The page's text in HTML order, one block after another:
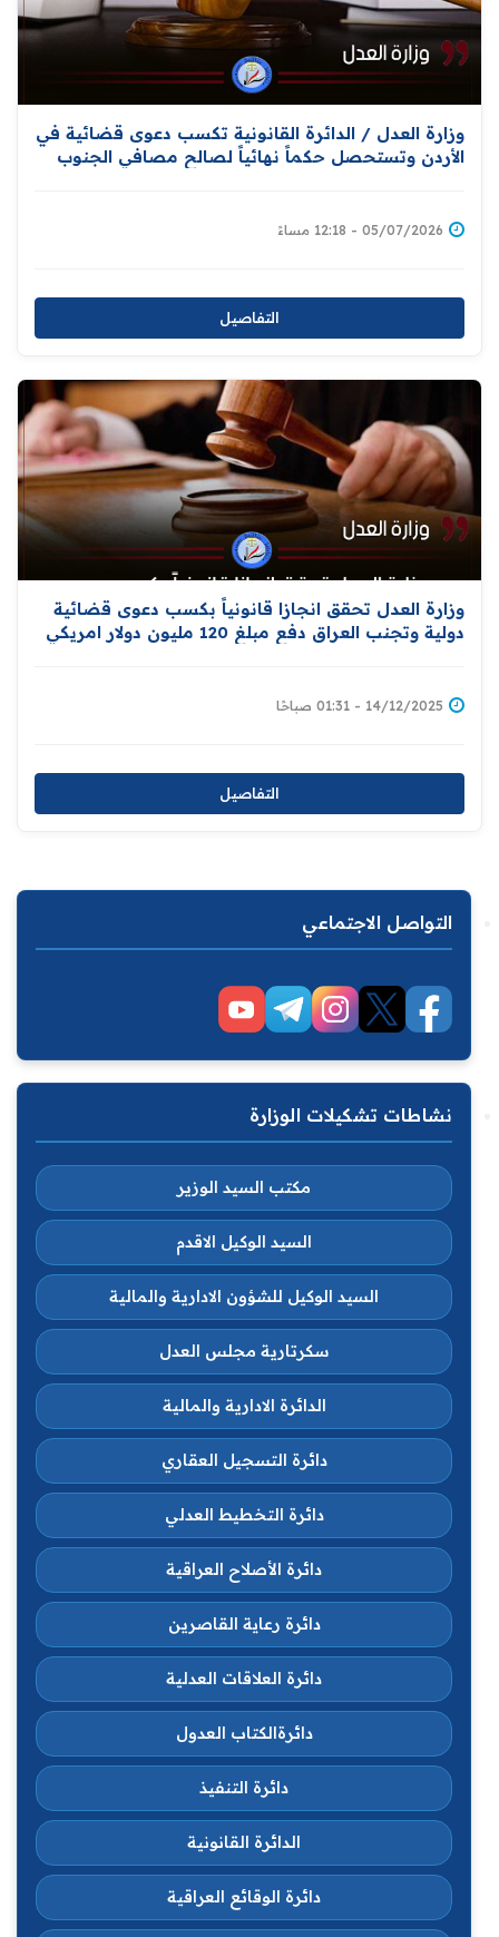
وزارة العدل / الدائرة القانونية تكسب دعوى قضائية في
الأردن وتستحصل حكماً نهائياً لصالح مصافي الجنوب
05/07/2026 - 12:18 مساءً
التفاصيل
وزارة العدل تحقق انجازا قانونياً بكسب دعوى قضائية
دولية وتجنب العراق دفع مبلغ 120 مليون دولار امريكي
14/12/2025 - 01:31 صباحًا
التفاصيل
التواصل الاجتماعي
نشاطات تشكيلات الوزارة
مكتب السيد الوزير
السيد الوكيل الاقدم
السيد الوكيل للشؤون الادارية والمالية
سكرتارية مجلس العدل
الدائرة الادارية والمالية
دائرة التسجيل العقاري
دائرة التخطيط العدلي
دائرة الأصلاح العراقية
دائرة رعاية القاصرين
دائرة العلاقات العدلية
دائرةالكتاب العدول
دائرة التنفيذ
الدائرة القانونية
دائرة الوقائع العراقية